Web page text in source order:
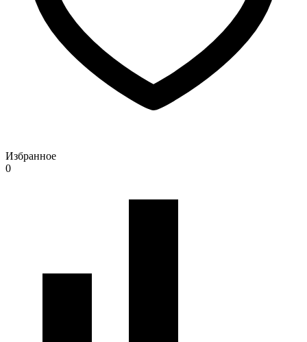
Избранное
0